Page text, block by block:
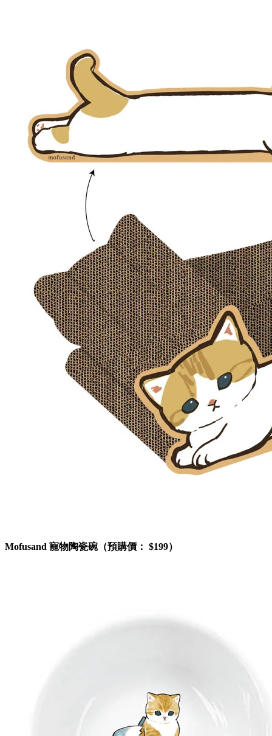
Mofusand 寵物陶瓷碗（預購價： $199）